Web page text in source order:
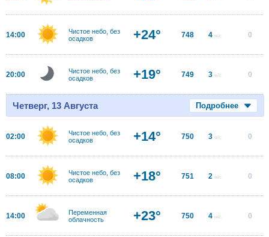
14:00
Чистое небо, без
осадков
+24° 748 4 м/с 0
20:00
Чистое небо, без
осадков
+19° 749 3 м/с 0
Четверг, 13 Августа Подробнее
02:00
Чистое небо, без
осадков
+14° 750 3 м/с 0
08:00
Чистое небо, без
осадков
+18° 751 2 м/с 0
14:00
Переменная
облачность
+23° 750 4 м/с 0